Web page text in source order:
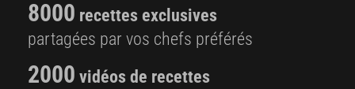
8000 recettes exclusives
partagées par vos chefs préférés
2000 vidéos de recettes